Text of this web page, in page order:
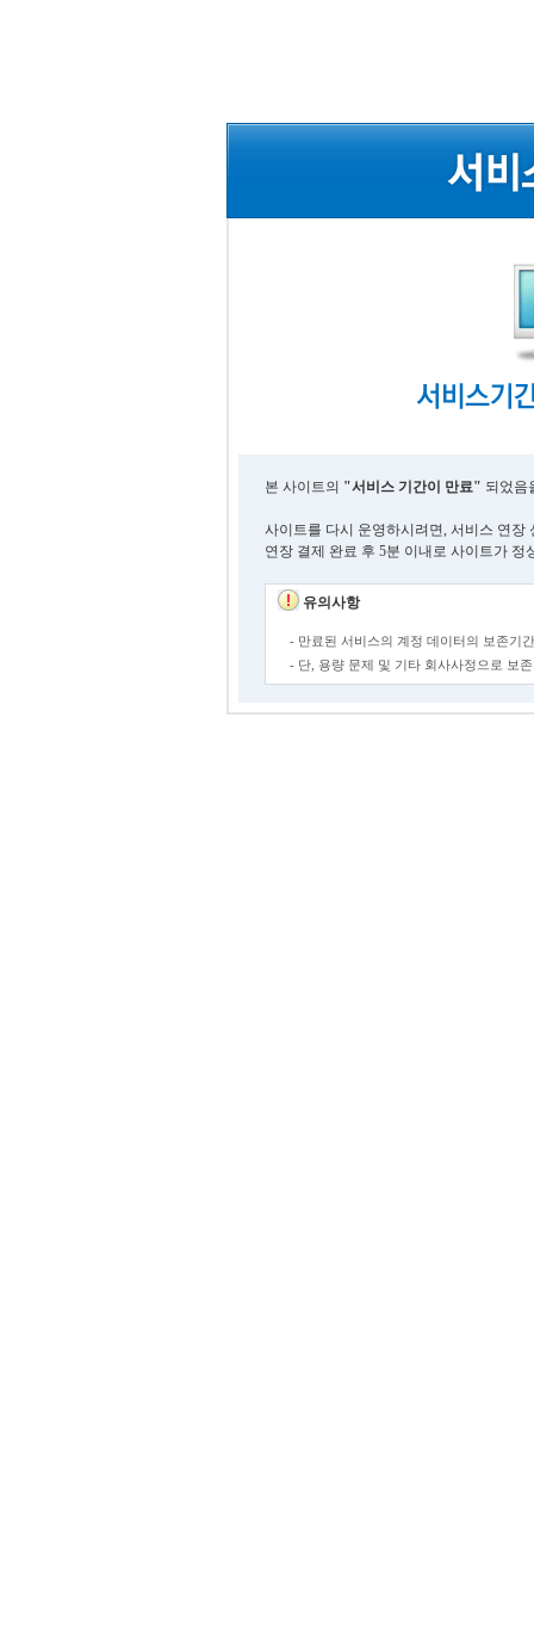
본 사이트의 "서비스 기간이 만료" 되었음
사이트를 다시 운영하시려면, 서비스 연장
연장 결제 완료 후 5분 이내로 사이트가 정
유의사항
- 만료된 서비스의 계정 데이터의 보존기
- 단, 용량 문제 및 기타 회사사정으로 보